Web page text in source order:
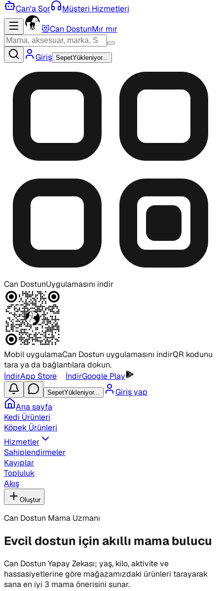
Can'a Sor
Müşteri Hizmetleri
😻Can DostunMır mır
Giriş SepetYükleniyor...
Can DostunUygulamasını indir
Mobil uygulamaCan Dostun uygulamasını indirQR kodunu
tara ya da bağlantılara dokun.
İndirApp Store İndirGoogle Play
SepetYükleniyor...
Giriş yap
Ana sayfa
Kedi Ürünleri
Köpek Ürünleri
Hizmetler
Sahiplendirmeler
Kayıplar
Topluluk
Akış
Oluştur
Can Dostun Mama Uzmanı
Evcil dostun için akıllı mama bulucu
Can Dostun Yapay Zekası; yaş, kilo, aktivite ve
hassasiyetlerine göre mağazamızdaki ürünleri tarayarak
sana en iyi 3 mama önerisini sunar.